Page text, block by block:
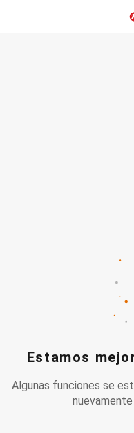
Estamos
Algunas funciones se